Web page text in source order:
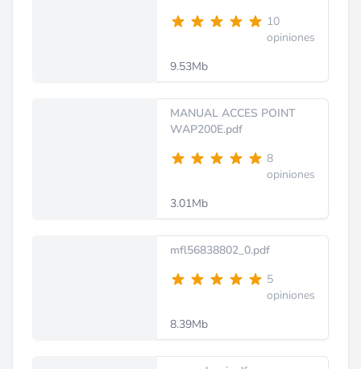
10
opiniones
9.53Mb
MANUAL ACCES POINT
WAP200E.pdf
8
opiniones
3.01Mb
mfl56838802_0.pdf
5
opiniones
8.39Mb